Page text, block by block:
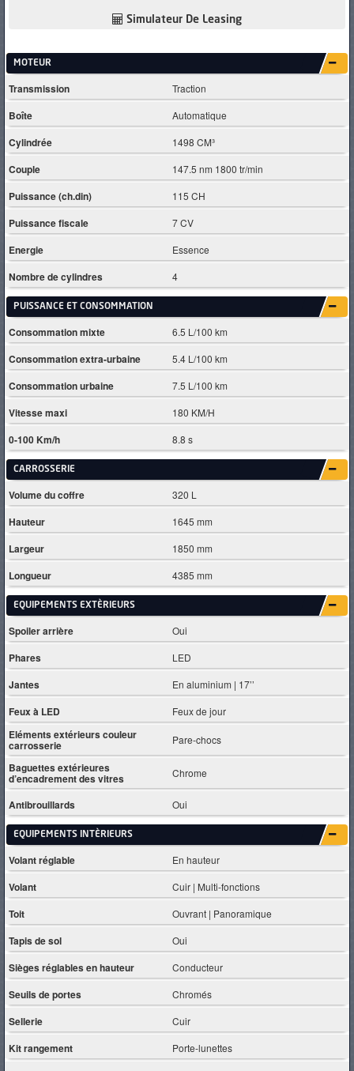
Simulateur De Leasing
MOTEUR
Transmission Traction
Boîte Automatique
Cylindrée 1498 CM³
Couple 147.5 nm 1800 tr/min
Puissance (ch.din) 115 CH
Puissance fiscale 7 CV
Energie Essence
Nombre de cylindres 4
PUISSANCE ET CONSOMMATION
Consommation mixte 6.5 L/100 km
Consommation extra-urbaine 5.4 L/100 km
Consommation urbaine 7.5 L/100 km
Vitesse maxi 180 KM/H
0-100 Km/h 8.8 s
CARROSSERIE
Volume du coffre 320 L
Hauteur 1645 mm
Largeur 1850 mm
Longueur 4385 mm
EQUIPEMENTS EXTÈRIEURS
Spoiler arrière Oui
Phares LED
Jantes En aluminium | 17’’
Feux à LED Feux de jour
Eléments extérieurs couleur
carrosserie Pare-chocs
Baguettes extérieures
d’encadrement des vitres Chrome
Antibrouillards Oui
EQUIPEMENTS INTÈRIEURS
Volant réglable En hauteur
Volant Cuir | Multi-fonctions
Toit Ouvrant | Panoramique
Tapis de sol Oui
Sièges réglables en hauteur Conducteur
Seuils de portes Chromés
Sellerie Cuir
Kit rangement Porte-lunettes